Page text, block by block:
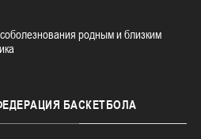
родным и близким
БАСКЕТБОЛА